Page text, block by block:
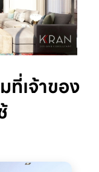
ที่เจ้าของ